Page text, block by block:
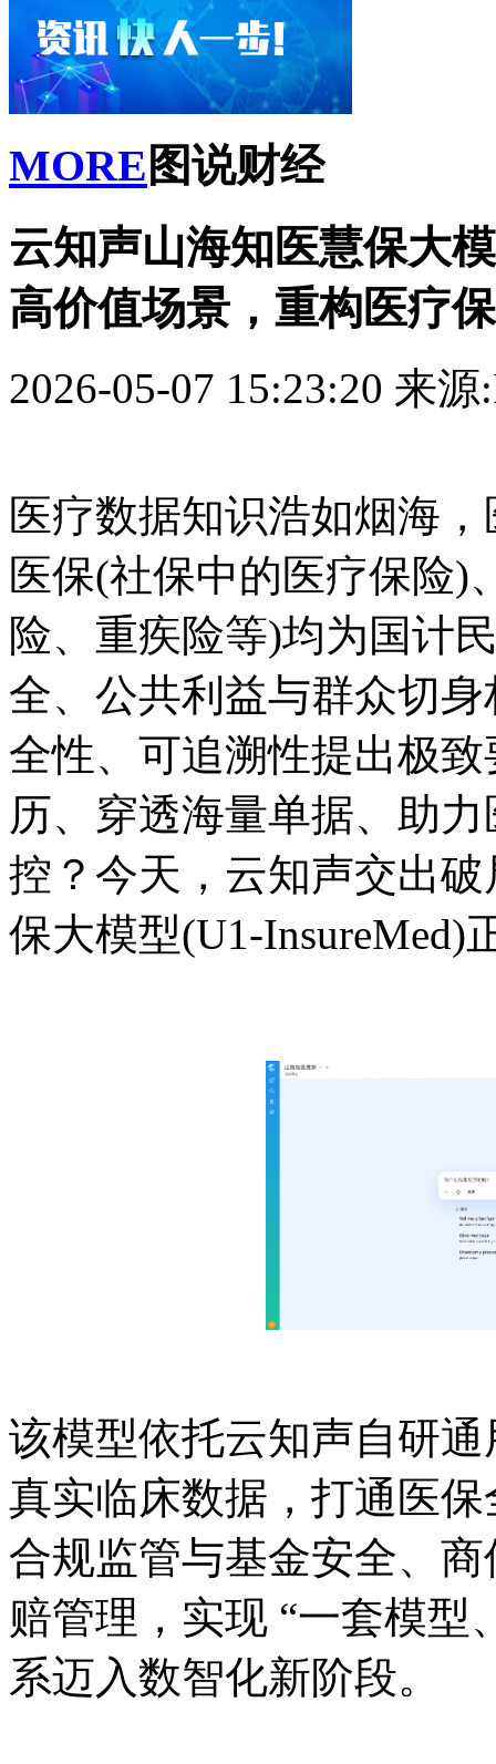
MORE 图说财经
云知声山海知医慧保大
高价值场景，重构医疗
2026-05-07 15:23:20 来源
医疗数据知识浩如烟海
医保(社保中的医疗保险)
险、重疾险等)均为国计
全、公共利益与群众切
全性、可追溯性提出极
历、穿透海量单据、助
控？今天，云知声交出
保大模型(U1-InsureMed)
该模型依托云知声自研
真实临床数据，打通医
合规监管与基金安全、
赔管理，实现 “一套模型
系迈入数智化新阶段。